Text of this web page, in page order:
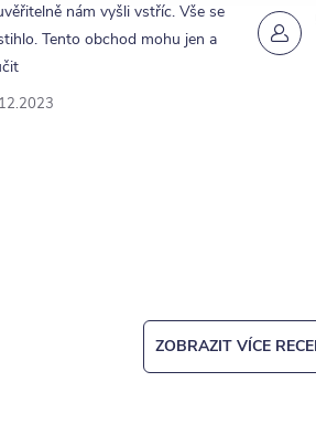
nám vyšli vstříc. Vše se
Tento obchod mohu jen a
ZOBRAZIT VÍCE